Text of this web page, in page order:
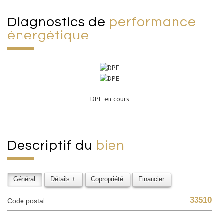
diagnostics de performance
énergétique
DPE en cours
descriptif du bien
Général Détails + Copropriété Financier
Code postal 33510